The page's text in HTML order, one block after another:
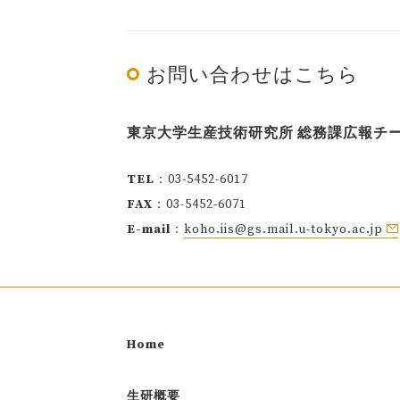
お問い合わせはこちら
東京大学生産技術研究所 総務課広報チ
TEL ：03-5452-6017
FAX ：03-5452-6071
E-mail ： koho.iis@gs.mail.u-tokyo.ac.jp
Home
生研概要